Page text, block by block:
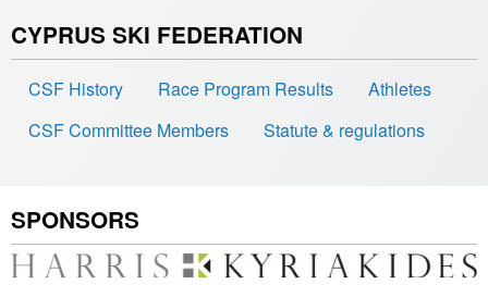
CYPRUS SKI FEDERATION
CSF History Race Program Results
Athletes
CSF Committee Members
Statute & regulations
SPONSORS